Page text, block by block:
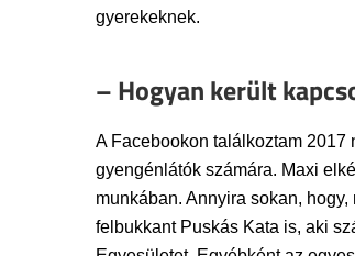
gyerekeknek.
– Hogyan került
A Facebookon találkoztam 2017
gyengénlátók számára. Maxi
munkában. Annyira sokan,
felbukkant Puskás Kata is, aki